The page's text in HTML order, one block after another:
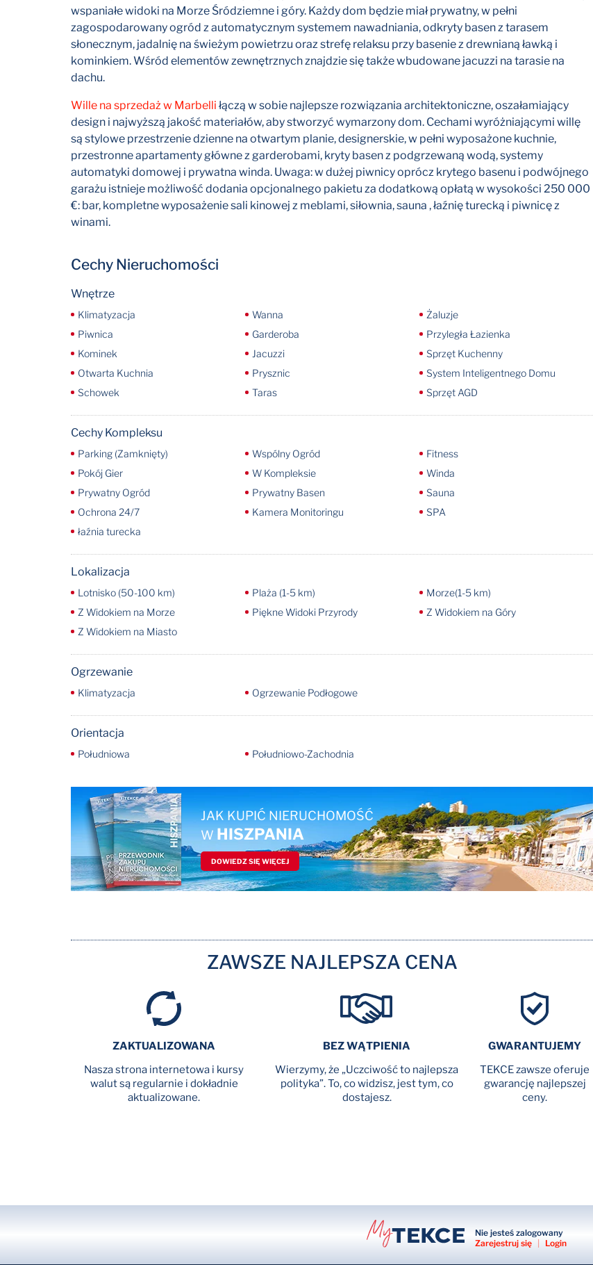
wspaniałe widoki na Morze Śródziemne i góry. Każdy dom będzie miał prywatny, w pełni
zagospodarowany ogród z automatycznym systemem nawadniania, odkryty basen z tarasem
słonecznym, jadalnię na świeżym powietrzu oraz strefę relaksu przy basenie z drewnianą ławką i
kominkiem. Wśród elementów zewnętrznych znajdzie się także wbudowane jacuzzi na tarasie na
dachu.
Wille na sprzedaż w Marbelli łączą w sobie najlepsze rozwiązania architektoniczne, oszałamiający
design i najwyższą jakość materiałów, aby stworzyć wymarzony dom. Cechami wyróżniającymi willę
są stylowe przestrzenie dzienne na otwartym planie, designerskie, w pełni wyposażone kuchnie,
przestronne apartamenty główne z garderobami, kryty basen z podgrzewaną wodą, systemy
automatyki domowej i prywatna winda. Uwaga: w dużej piwnicy oprócz krytego basenu i podwójnego
garażu istnieje możliwość dodania opcjonalnego pakietu za dodatkową opłatą w wysokości 250 000
€: bar, kompletne wyposażenie sali kinowej z meblami, siłownia, sauna , łaźnię turecką i piwnicę z
winami.
Cechy Nieruchomości
Wnętrze
Klimatyzacja Wanna
Żaluzje
Piwnica
Garderoba
Przyległa Łazienka
Kominek
Jacuzzi
Sprzęt Kuchenny
Otwarta Kuchnia
Prysznic
System Inteligentnego Domu
Schowek
Taras Sprzęt AGD
Cechy Kompleksu
Parking (Zamknięty) Wspólny Ogród
Fitness
Pokój Gier
W Kompleksie
Winda
Prywatny Ogród
Prywatny Basen
Sauna
Ochrona 24/7
Kamera Monitoringu
SPA
łaźnia turecka
Lokalizacja
Lotnisko (50-100 km) Plaża (1-5 km)
Morze(1-5 km)
Z Widokiem na Morze
Piękne Widoki Przyrody
Z Widokiem na Góry
Z Widokiem na Miasto
Ogrzewanie
Klimatyzacja Ogrzewanie Podłogowe
Orientacja
Południowa Południowo-Zachodnia
JAK KUPIĆ NIERUCHOMOŚĆ
W HISZPANIA
DOWIEDZ SIĘ WIĘCEJ
ZAWSZE NAJLEPSZA CENA
ZAKTUALIZOWANA
Nasza strona internetowa i kursy
walut są regularnie i dokładnie
aktualizowane.
BEZ WĄTPIENIA
Wierzymy, że „Uczciwość to najlepsza
polityka”. To, co widzisz, jest tym, co
dostajesz.
GWARANTUJEMY
TEKCE zawsze oferuje
gwarancję najlepszej
ceny.
Nie jesteś zalogowany
Zarejestruj się | Login